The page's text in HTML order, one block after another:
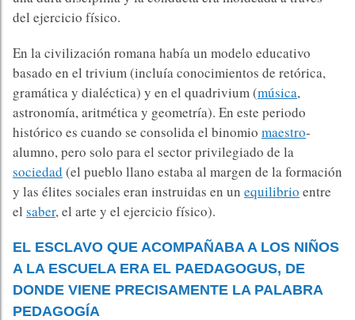
del ejercicio físico.
En la civilización romana había un modelo educativo
basado en el trivium (incluía conocimientos de retórica,
gramática y dialéctica) y en el quadrivium (música,
astronomía, aritmética y geometría). En este periodo
histórico es cuando se consolida el binomio maestro-
alumno, pero solo para el sector privilegiado de la
sociedad (el pueblo llano estaba al margen de la formación
y las élites sociales eran instruidas en un equilibrio entre
el saber, el arte y el ejercicio físico).
EL ESCLAVO QUE ACOMPAÑABA A LOS NIÑOS
A LA ESCUELA ERA EL PAEDAGOGUS, DE
DONDE VIENE PRECISAMENTE LA PALABRA
PEDAGOGÍA